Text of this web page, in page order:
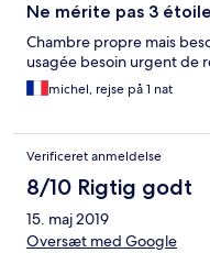
Ne mérite pas 3
Chambre propre mais
usagée besoin urgent de
michel, rejse på 1 nat
Verificeret anmeldelse
8/10 Rigtig godt
15. maj 2019
Oversæt med Google